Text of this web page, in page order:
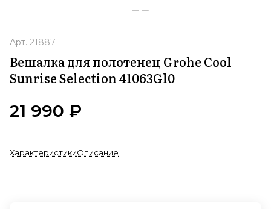
Арт. 21887
Вешалка для полотенец Grohe Cool
Sunrise Selection 41063Gl0
21 990 ₽
ХарактеристикиОписание